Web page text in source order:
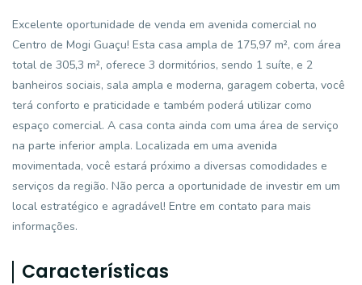
Excelente oportunidade de venda em avenida comercial no
Centro de Mogi Guaçu! Esta casa ampla de 175,97 m², com área
total de 305,3 m², oferece 3 dormitórios, sendo 1 suíte, e 2
banheiros sociais, sala ampla e moderna, garagem coberta, você
terá conforto e praticidade e também poderá utilizar como
espaço comercial. A casa conta ainda com uma área de serviço
na parte inferior ampla. Localizada em uma avenida
movimentada, você estará próximo a diversas comodidades e
serviços da região. Não perca a oportunidade de investir em um
local estratégico e agradável! Entre em contato para mais
informações.
Características